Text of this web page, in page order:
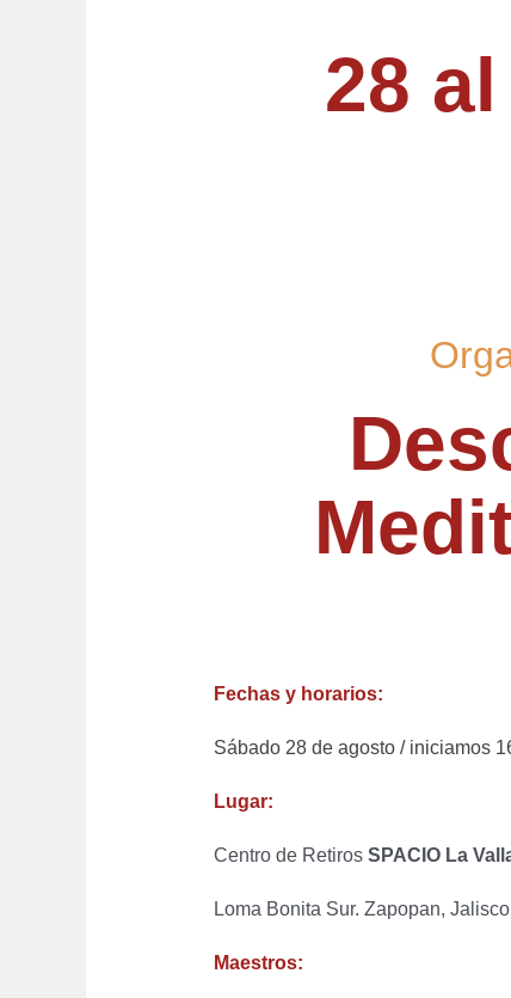
28
Fechas y horarios:
Sábado 28 de agosto / iniciamos
Lugar:
Centro de Retiros SPACIO La
Loma Bonita Sur. Zapopan,
Maestros: